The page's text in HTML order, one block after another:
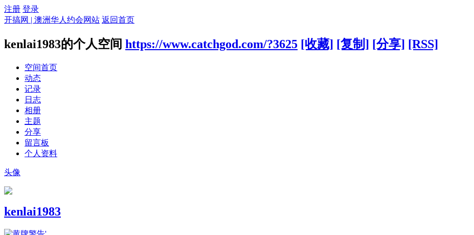
注册 登录
开搞网 | 澳洲华人约会网站 返回首页
kenlai1983的个人空间 https://www.catchgod.com/?3625 [收藏] [复制] [分享] [RSS]
空间首页
动态
记录
日志
相册
主题
分享
留言板
个人资料
头像
kenlai1983